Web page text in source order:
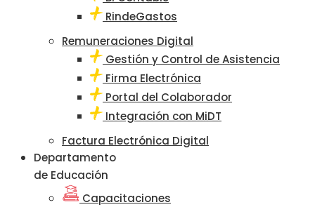
RindeGastos
Remuneraciones Digital
Gestión y Control de Asistencia
Firma Electrónica
Portal del Colaborador
Integración con MiDT
Factura Electrónica Digital
Departamento
de Educación
Capacitaciones